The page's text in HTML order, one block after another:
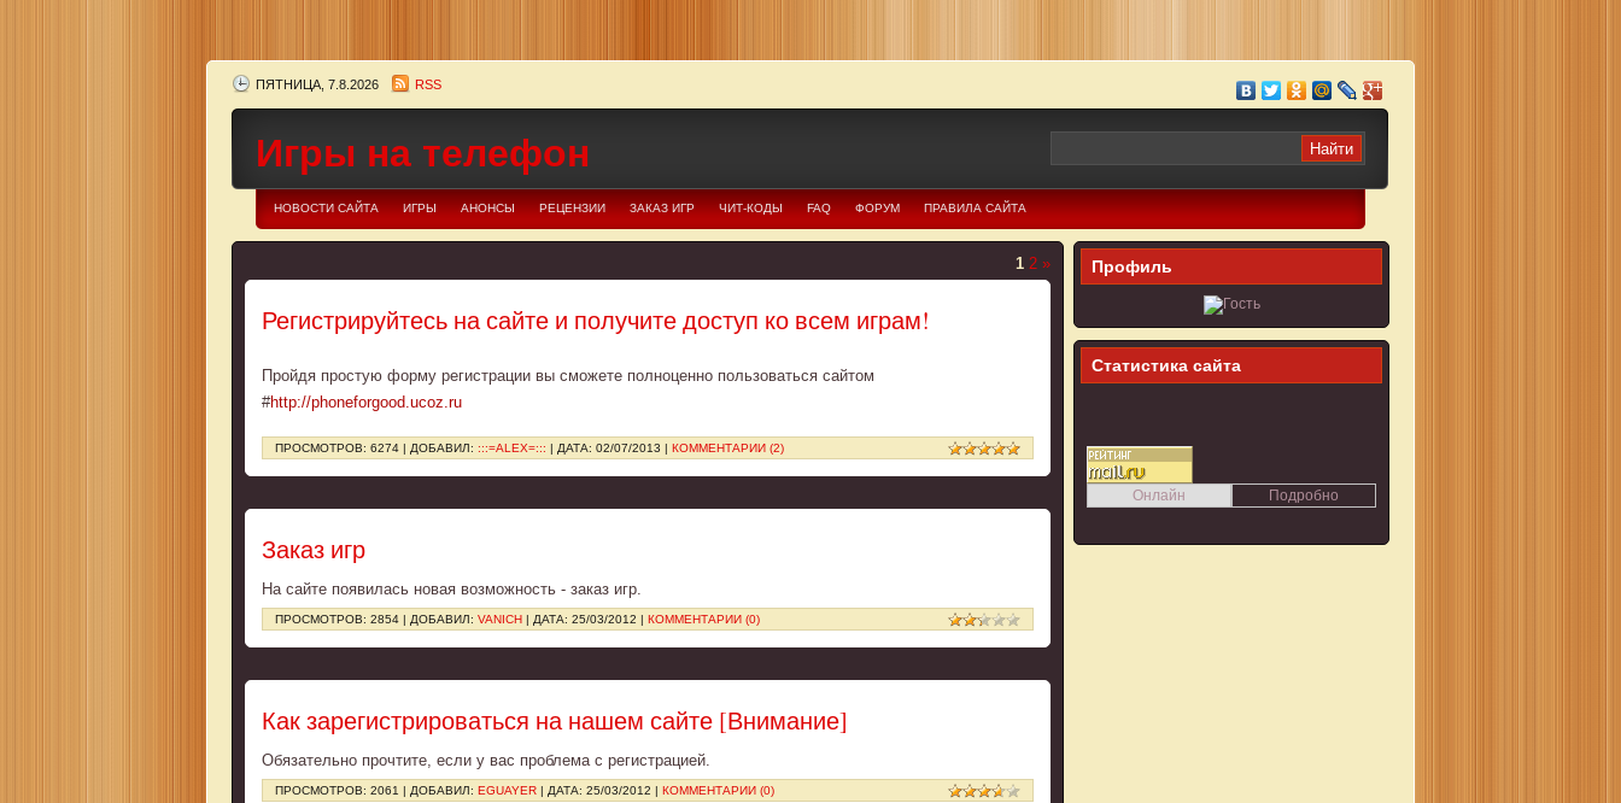
ПЯТНИЦА, 7.8.2026 RSS
Игры на телефон
НОВОСТИ САЙТА ИГРЫ АНОНСЫ РЕЦЕНЗИИ ЗАКАЗ ИГР ЧИТ-КОДЫ FAQ ФОРУМ ПРАВИЛА САЙТА
1 2 »
Регистрируйтесь на сайте и получите доступ ко всем играм!
Пройдя простую форму регистрации вы сможете полноценно пользоваться сайтом
#http://phoneforgood.ucoz.ru
ПРОСМОТРОВ: 6274 | ДОБАВИЛ: :::=ALEX=::: | ДАТА: 02/07/2013 | КОММЕНТАРИИ (2)
Заказ игр
На сайте появилась новая возможность - заказ игр.
ПРОСМОТРОВ: 2854 | ДОБАВИЛ: VANICH | ДАТА: 25/03/2012 | КОММЕНТАРИИ (0)
Как зарегистрироваться на нашем сайте [Внимание]
Обязательно прочтите, если у вас проблема с регистрацией.
ПРОСМОТРОВ: 2061 | ДОБАВИЛ: EGUAYER | ДАТА: 25/03/2012 | КОММЕНТАРИИ (0)
Профиль
Статистика сайта
Подробно
Онлайн